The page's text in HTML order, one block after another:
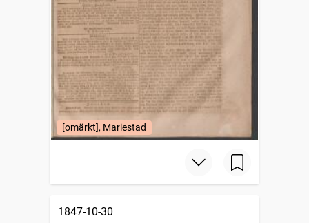
[omärkt], Mariestad
1847-10-30